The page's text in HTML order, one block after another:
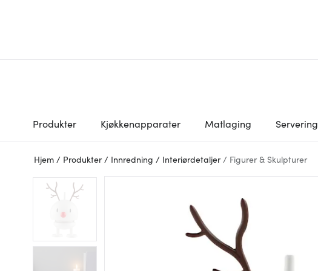
Produkter Kjøkkenapparater Matlaging Servering
Hjem / Produkter / Innredning / Interiørdetaljer / Figurer & Skulpturer